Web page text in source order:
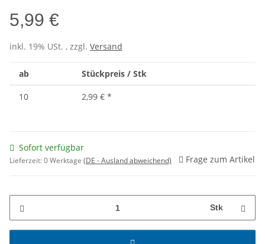
5,99 €
inkl. 19% USt. , zzgl. Versand
ab Stückpreis / Stk
10 2,99 € *
Sofort verfügbar
Lieferzeit:0 Werktage (DE - Ausland abweichend) Frage zum Artikel
Stk